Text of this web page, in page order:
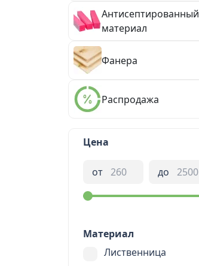
Антисептированный
материал
Фанера
Распродажа
Цена
от до
Материал
Лиственница